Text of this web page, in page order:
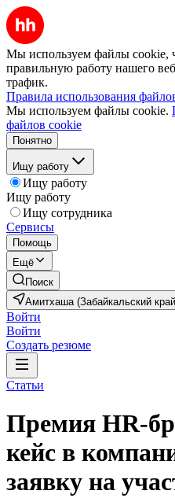
Мы используем файлы cookie,
правильную работу нашего
трафик.
Правила использования
Мы используем файлы cookie.
файлов cookie
Понятно
Ищу работу
Ищу работу
Ищу работу
Ищу сотрудника
Сервисы
Помощь
Ещё
Поиск
Амитхаша (Забайкальский
Войти
Войти
Создать резюме
Статьи
Премия HR-
кейс в
заявку на